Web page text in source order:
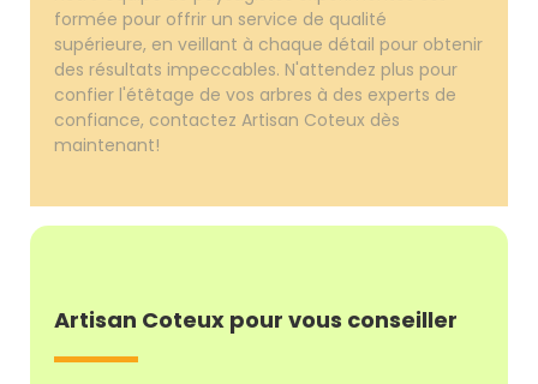
formée pour offrir un service de qualité
supérieure, en veillant à chaque détail pour obtenir
des résultats impeccables. N'attendez plus pour
confier l'étêtage de vos arbres à des experts de
confiance, contactez Artisan Coteux dès
maintenant!
Artisan Coteux pour vous conseiller